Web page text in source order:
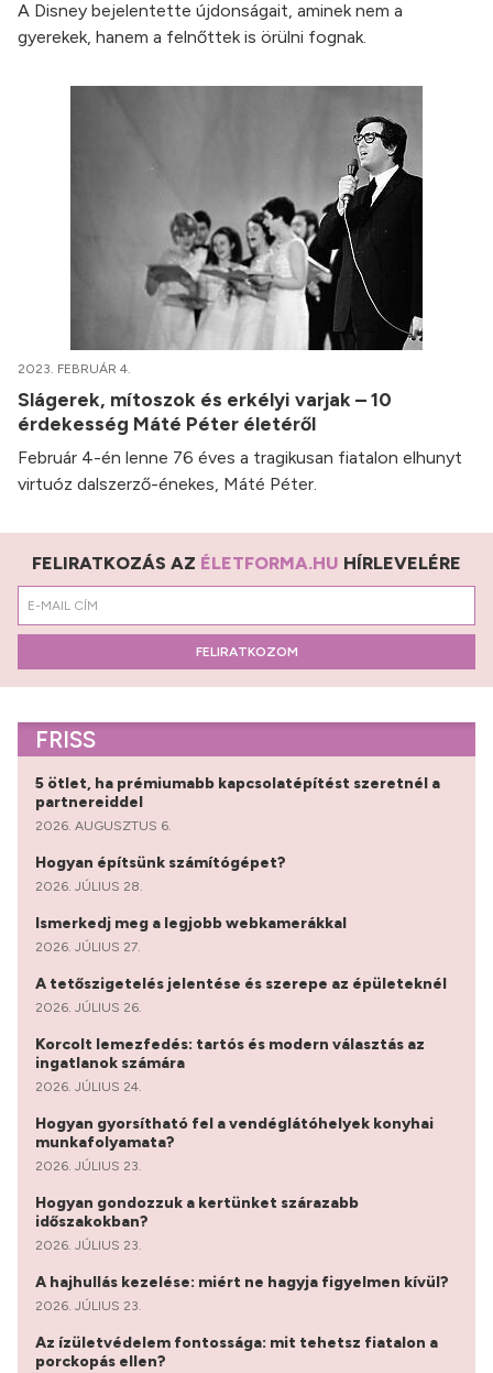
A Disney bejelentette újdonságait, aminek nem a
gyerekek, hanem a felnőttek is örülni fognak.
2023. FEBRUÁR 4.
Slágerek, mítoszok és erkélyi varjak – 10
érdekesség Máté Péter életéről
Február 4-én lenne 76 éves a tragikusan fiatalon elhunyt
virtuóz dalszerző-énekes, Máté Péter.
FELIRATKOZÁS AZ ÉLETFORMA.HU HÍRLEVELÉRE
FELIRATKOZOM
FRISS
5 ötlet, ha prémiumabb kapcsolatépítést szeretnél a
partnereiddel
2026. AUGUSZTUS 6.
Hogyan építsünk számítógépet?
2026. JÚLIUS 28.
Ismerkedj meg a legjobb webkamerákkal
2026. JÚLIUS 27.
A tetőszigetelés jelentése és szerepe az épületeknél
2026. JÚLIUS 26.
Korcolt lemezfedés: tartós és modern választás az
ingatlanok számára
2026. JÚLIUS 24.
Hogyan gyorsítható fel a vendéglátóhelyek konyhai
munkafolyamata?
2026. JÚLIUS 23.
Hogyan gondozzuk a kertünket szárazabb
időszakokban?
2026. JÚLIUS 23.
A hajhullás kezelése: miért ne hagyja figyelmen kívül?
2026. JÚLIUS 23.
Az ízületvédelem fontossága: mit tehetsz fiatalon a
porckopás ellen?